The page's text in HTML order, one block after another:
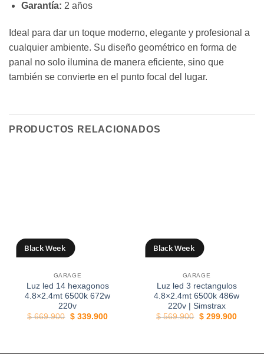
Garantía: 2 años
Ideal para dar un toque moderno, elegante y profesional a
cualquier ambiente. Su diseño geométrico en forma de
panal no solo ilumina de manera eficiente, sino que
también se convierte en el punto focal del lugar.
PRODUCTOS RELACIONADOS
49%
Black Week
GARAGE
Luz led 14 hexagonos
4.8×2.4mt 6500k 672w
220v
$669.900 El
$339.900El
47%
Black Week
GARAGE
Luz led 3 rectangulos
4.8×2.4mt 6500k 486w
220v | Simstrax
$569.900 El
$299.900El